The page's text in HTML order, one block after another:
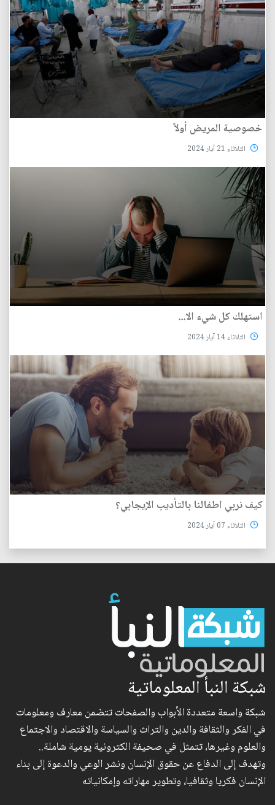
خصوصية المريض أولاً
الثلاثاء 21 آيار 2024
استهلك كل شيء الا...
الثلاثاء 14 آيار 2024
كيف نربي اطفالنا بالتأديب الإيجابي؟
الثلاثاء 07 آيار 2024
شبكة النبأ المعلوماتية
شبكة واسعة متعددة الأبواب والصفحات تتضمن معارف ومعلومات
في الفكر والثقافة والدين والتراث والسياسة والاقتصاد والاجتماع
والعلوم وغيرها، تتمثل في صحيفة الكترونية يومية شاملة..
وتهدف إلى الدفاع عن حقوق الإنسان ونشر الوعي والدعوة إلى بناء
الإنسان فكريا وثقافيا، وتطوير مهاراته وإمكانياته